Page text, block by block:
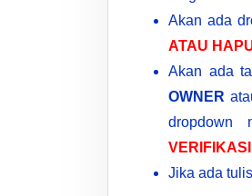
Akan ada
ATAU
Akan ada
OWNER
Jika ada